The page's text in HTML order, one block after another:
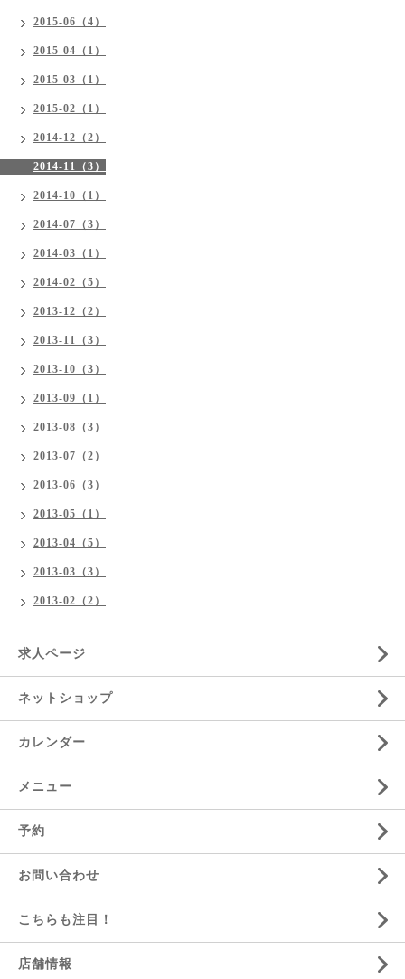
2015-06（4）
2015-04（1）
2015-03（1）
2015-02（1）
2014-12（2）
2014-11（3）
2014-10（1）
2014-07（3）
2014-03（1）
2014-02（5）
2013-12（2）
2013-11（3）
2013-10（3）
2013-09（1）
2013-08（3）
2013-07（2）
2013-06（3）
2013-05（1）
2013-04（5）
2013-03（3）
2013-02（2）
求人ページ
ネットショップ
カレンダー
メニュー
予約
お問い合わせ
こちらも注目！
店舗情報